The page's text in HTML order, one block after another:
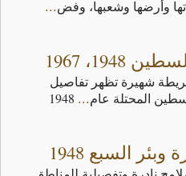
...
1967
...
السبع 1948